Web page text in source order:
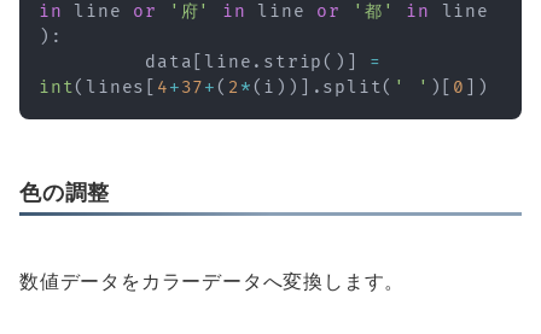
in line or '府' in line or '都' in
) :
         data
line . strip ( )
=
int( lines 4+37+ ( 2 * ( i ) ) . split( ' ' ) 0 )
色の調整
数値データをカラーデータへ変換します。